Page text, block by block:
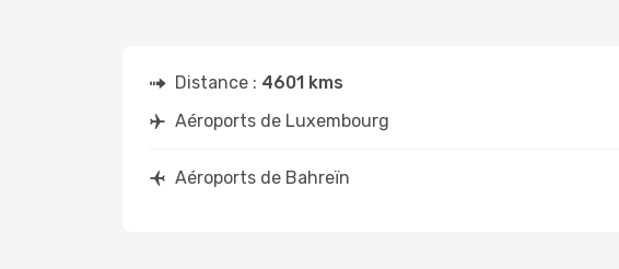
Distance : 4601 kms
Aéroports de Luxembourg
Aéroports de Bahreïn